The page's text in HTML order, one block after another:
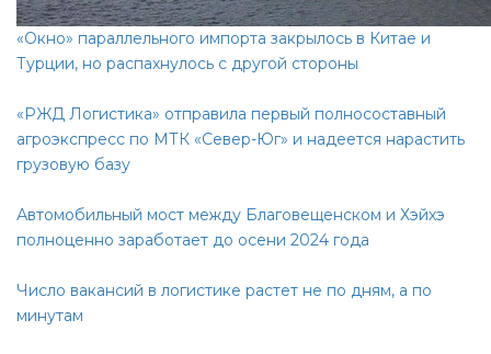
«Окно» параллельного импорта закрылось в Китае и
Турции, но распахнулось с другой стороны
«РЖД Логистика» отправила первый полносоставный
агроэкспресс по МТК «Север-Юг» и надеется нарастить
грузовую базу
Автомобильный мост между Благовещенском и Хэйхэ
полноценно заработает до осени 2024 года
Число вакансий в логистике растет не по дням, а по
минутам